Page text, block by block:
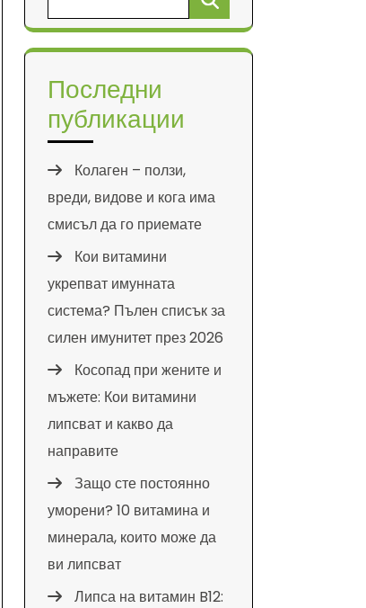
за:
Последни
публикации
Колаген – ползи,
вреди, видове и кога има
смисъл да го приемате
Кои витамини
укрепват имунната
система? Пълен списък за
силен имунитет през 2026
Косопад при жените и
мъжете: Кои витамини
липсват и какво да
направите
Защо сте постоянно
уморени? 10 витамина и
минерала, които може да
ви липсват
Липса на витамин B12: